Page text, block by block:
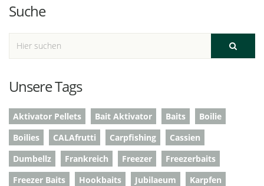
Suche
Unsere Tags
Aktivator Pellets Bait Aktivator Baits
Boilie
Boilies
CALAfrutti Carpfishing
Cassien
Dumbellz
Frankreich Freezer
Freezerbaits
Freezer Baits
Hookbaits Jubilaeum
Karpfen